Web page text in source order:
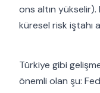
ons altın
küresel risk iştahı
Türkiye gibi
önemli olan şu: